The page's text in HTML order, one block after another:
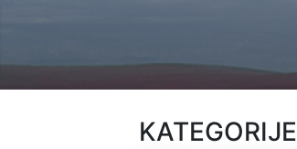
KATEGORIJE